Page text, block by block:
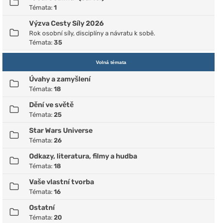
Témata: 1
Výzva Cesty Síly 2026
Rok osobní síly, disciplíny a návratu k sobě.
Témata: 35
Volná témata
Úvahy a zamyšlení
Témata: 18
Dění ve světě
Témata: 25
Star Wars Universe
Témata: 26
Odkazy, literatura, filmy a hudba
Témata: 18
Vaše vlastní tvorba
Témata: 16
Ostatní
Témata: 20